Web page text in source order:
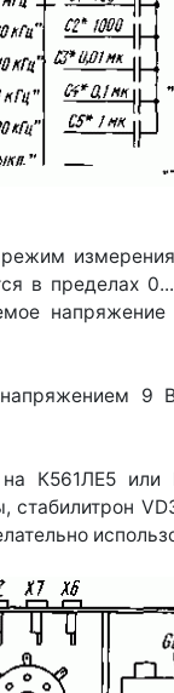
в пределах
9
К561ЛЕ5
стабилитрон